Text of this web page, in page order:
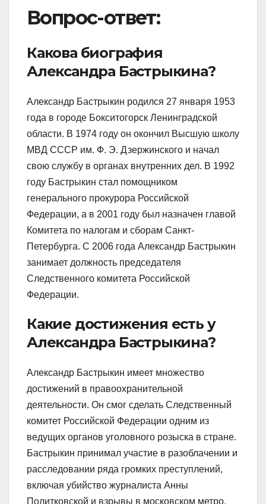
Вопрос-ответ:
Какова биография
Александра Бастрыкина?
Александр Бастрыкин родился 27 января 1953
года в городе Бокситогорск Ленинградской
области. В 1974 году он окончил Высшую школу
МВД СССР им. Ф. Э. Дзержинского и начал
свою службу в органах внутренних дел. В 1992
году Бастрыкин стал помощником
генерального прокурора Российской
Федерации, а в 2001 году был назначен главой
Комитета по налогам и сборам Санкт-
Петербурга. С 2006 года Александр Бастрыкин
занимает должность председателя
Следственного комитета Российской
Федерации.
Какие достижения есть у
Александра Бастрыкина?
Александр Бастрыкин имеет множество
достижений в правоохранительной
деятельности. Он смог сделать Следственный
комитет Российской Федерации одним из
ведущих органов уголовного розыска в стране.
Бастрыкин принимал участие в разоблачении и
расследовании ряда громких преступлений,
включая убийство журналиста Анны
Политковской и взрывы в московском метро.